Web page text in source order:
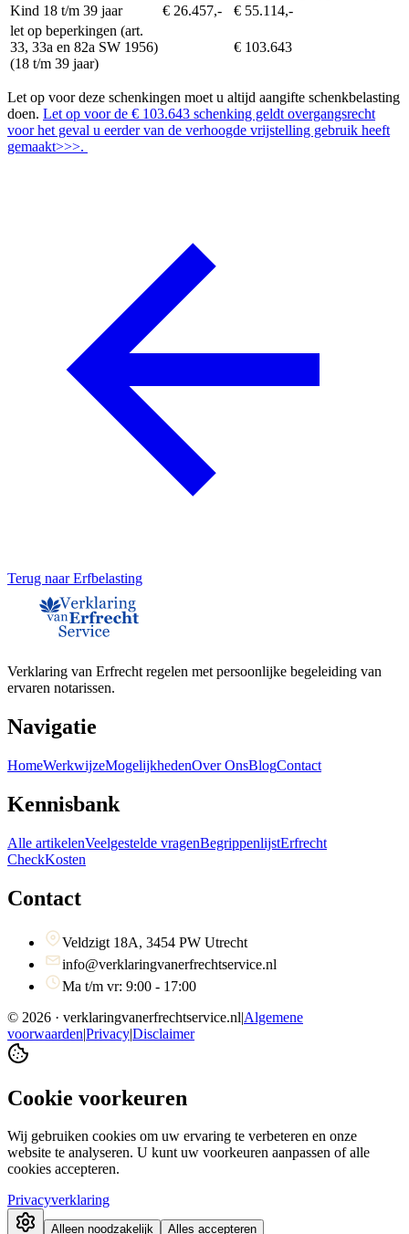
Kind 18 t/m 39 jaar
€ 26.457,-
€ 55.114,-
let op beperkingen (art.
33, 33a en 82a SW 1956)
(18 t/m 39 jaar)
€ 103.643
Let op voor deze schenkingen moet u altijd aangifte schenkbelasting
doen. Let op voor de € 103.643 schenking geldt overgangsrecht
voor het geval u eerder van de verhoogde vrijstelling gebruik heeft
gemaakt>>>.
Terug naarErfbelasting
Verklaring van Erfrecht regelen met persoonlijke begeleiding van
ervaren notarissen.
Navigatie
HomeWerkwijzeMogelijkhedenOver OnsBlogContact
Kennisbank
Alle artikelenVeelgestelde vragenBegrippenlijstErfrecht
CheckKosten
Contact
Veldzigt 18A, 3454 PW Utrecht
info@verklaringvanerfrechtservice.nl
Ma t/m vr: 9:00 - 17:00
© 2026 · verklaringvanerfrechtservice.nl|Algemene
voorwaarden|Privacy|Disclaimer
Cookie voorkeuren
Wij gebruiken cookies om uw ervaring te verbeteren en onze
website te analyseren. U kunt uw voorkeuren aanpassen of alle
cookies accepteren.
Privacyverklaring
Alleen noodzakelijk Alles accepteren